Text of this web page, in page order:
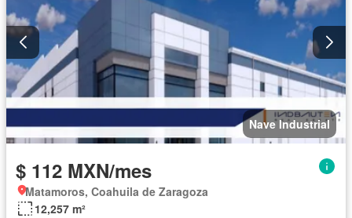
Nave Industrial
$ 112 MXN/mes
Matamoros, Coahuila de Zaragoza
12,257 m²